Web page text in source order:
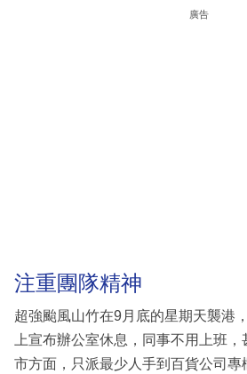
廣告
注重團隊精神
超強颱風山竹在9月底的星期天襲港
上宣布辦公室休息，同事不用上班
市方面，只派最少人手到百貨公司專